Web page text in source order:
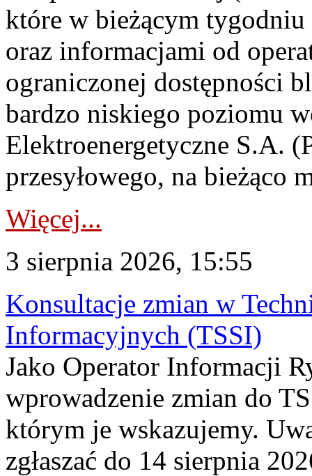
które w bieżącym tygodniu
oraz informacjami od
ograniczonej dostępności
bardzo niskiego poziomu
Elektroenergetyczne S.A.
przesyłowego, na bieżąco
Więcej...
3 sierpnia 2026, 15:55
Konsultacje zmian w
Informacyjnych (TSSI)
Jako Operator Informacji
wprowadzenie zmian do
którym je wskazujemy.
zgłaszać do 14 sierpnia